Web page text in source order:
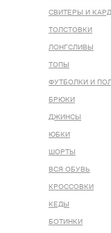
СВИТЕРЫ И
ТОЛСТОВКИ
ЛОНГСЛИВЫ
ТОПЫ
ФУТБОЛКИ И
БРЮКИ
ДЖИНСЫ
ЮБКИ
ШОРТЫ
ВСЯ ОБУВЬ
КРОССОВКИ
КЕДЫ
БОТИНКИ